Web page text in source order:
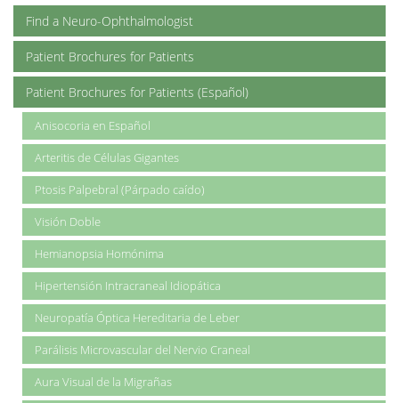
Find a Neuro-Ophthalmologist
Patient Brochures for Patients
Patient Brochures for Patients (Español)
Anisocoria en Español
Arteritis de Células Gigantes
Ptosis Palpebral (Párpado caído)
Visión Doble
Hemianopsia Homónima
Hipertensión Intracraneal Idiopática
Neuropatía Óptica Hereditaria de Leber
Parálisis Microvascular del Nervio Craneal
Aura Visual de la Migrañas